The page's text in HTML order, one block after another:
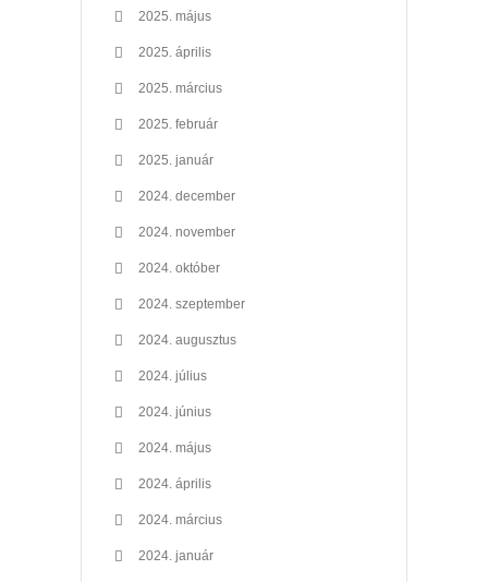
2025. május
2025. április
2025. március
2025. február
2025. január
2024. december
2024. november
2024. október
2024. szeptember
2024. augusztus
2024. július
2024. június
2024. május
2024. április
2024. március
2024. január